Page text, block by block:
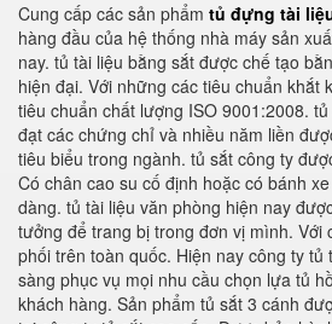
Cung cấp các sản phẩm tủ đựng tài
hàng đầu của hệ thống nhà máy sản
nay. tủ tài liệu bằng sắt được chế tạo
hiện đại. Với những các tiêu chuẩn khắt
tiêu chuẩn chất lượng ISO 9001:2008.
đạt các chứng chỉ và nhiều năm liền
tiêu biểu trong ngành. tủ sắt công ty
Có chân cao su cố định hoặc có bánh
dàng. tủ tài liệu văn phòng hiện nay
tưởng để trang bị trong đơn vị mình. Với
phối trên toàn quốc. Hiện nay công ty tủ
sàng phục vụ mọi nhu cầu chọn lựa tủ
khách hàng. Sản phẩm tủ sắt 3 cánh